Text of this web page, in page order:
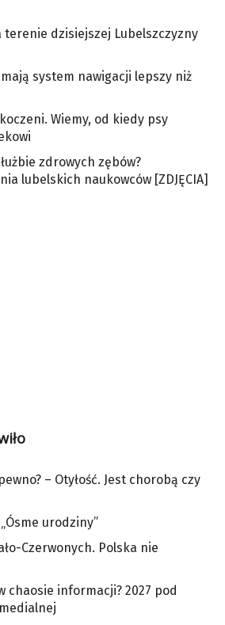
dzisiejszej Lubelszczyzny
system nawigacji lepszy niż
Wiemy, od kiedy psy
zdrowych zębów?
lubelskich naukowców [ZDJĘCIA]
– Otyłość. Jest chorobą czy
urodziny”
Czerwonych. Polska nie
chaosie informacji? 2027 pod